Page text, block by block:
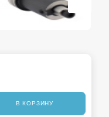
В КОРЗИНУ